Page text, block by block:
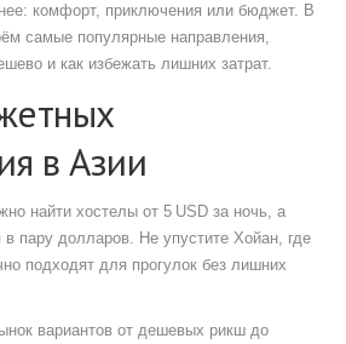
комфорт, приключения или бюджет. В
самые популярные направления,
и как избежать лишних затрат.
в Азии
найти хостелы от 5 USD за ночь, а
пару долларов. Не упустите Хойан, где
подходят для прогулок без лишних
вариантов от дешевых рикш до